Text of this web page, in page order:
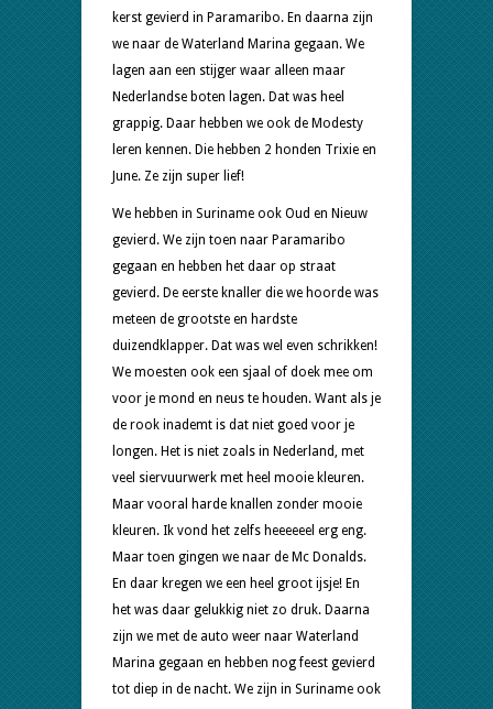
kerst gevierd in Paramaribo. En daarna zijn
we naar de Waterland Marina gegaan. We
lagen aan een stijger waar alleen maar
Nederlandse boten lagen. Dat was heel
grappig. Daar hebben we ook de Modesty
leren kennen. Die hebben 2 honden Trixie en
June. Ze zijn super lief!
We hebben in Suriname ook Oud en Nieuw
gevierd. We zijn toen naar Paramaribo
gegaan en hebben het daar op straat
gevierd. De eerste knaller die we hoorde was
meteen de grootste en hardste
duizendklapper. Dat was wel even schrikken!
We moesten ook een sjaal of doek mee om
voor je mond en neus te houden. Want als je
de rook inademt is dat niet goed voor je
longen. Het is niet zoals in Nederland, met
veel siervuurwerk met heel mooie kleuren.
Maar vooral harde knallen zonder mooie
kleuren. Ik vond het zelfs heeeeeel erg eng.
Maar toen gingen we naar de Mc Donalds.
En daar kregen we een heel groot ijsje! En
het was daar gelukkig niet zo druk. Daarna
zijn we met de auto weer naar Waterland
Marina gegaan en hebben nog feest gevierd
tot diep in de nacht. We zijn in Suriname ook